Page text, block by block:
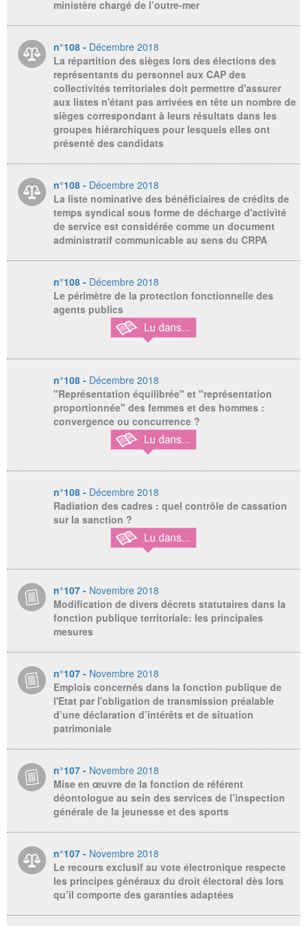
ministère chargé de l’outre-mer
n°108 - Décembre 2018
La répartition des sièges lors des élections des
représentants du personnel aux CAP des
collectivités territoriales doit permettre d'assurer
aux listes n'étant pas arrivées en tête un nombre de
sièges correspondant à leurs résultats dans les
groupes hiérarchiques pour lesquels elles ont
présenté des candidats
n°108 - Décembre 2018
La liste nominative des bénéficiaires de crédits de
temps syndical sous forme de décharge d'activité
de service est considérée comme un document
administratif communicable au sens du CRPA
n°108 - Décembre 2018
Le périmètre de la protection fonctionnelle des
agents publics
n°108 - Décembre 2018
"Représentation équilibrée" et "représentation
proportionnée" des femmes et des hommes :
convergence ou concurrence ?
n°108 - Décembre 2018
Radiation des cadres : quel contrôle de cassation
sur la sanction ?
n°107 - Novembre 2018
Modification de divers décrets statutaires dans la
fonction publique territoriale: les principales
mesures
n°107 - Novembre 2018
Emplois concernés dans la fonction publique de
l'Etat par l'obligation de transmission préalable
d’une déclaration d’intérêts et de situation
patrimoniale
n°107 - Novembre 2018
Mise en œuvre de la fonction de référent
déontologue au sein des services de l’inspection
générale de la jeunesse et des sports
n°107 - Novembre 2018
Le recours exclusif au vote électronique respecte
les principes généraux du droit électoral dès lors
qu’il comporte des garanties adaptées